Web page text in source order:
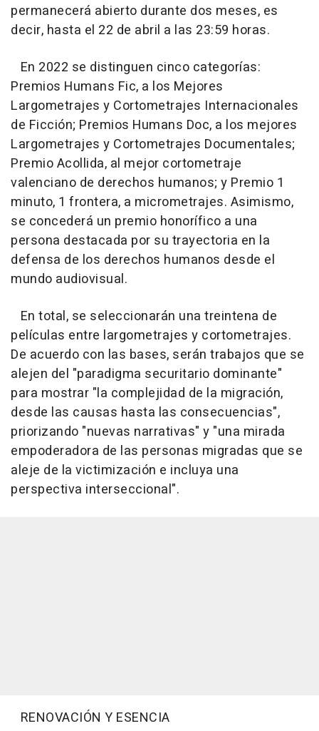
permanecerá abierto durante dos meses, es
decir, hasta el 22 de abril a las 23:59 horas.
En 2022 se distinguen cinco categorías:
Premios Humans Fic, a los Mejores
Largometrajes y Cortometrajes Internacionales
de Ficción; Premios Humans Doc, a los mejores
Largometrajes y Cortometrajes Documentales;
Premio Acollida, al mejor cortometraje
valenciano de derechos humanos; y Premio 1
minuto, 1 frontera, a micrometrajes. Asimismo,
se concederá un premio honorífico a una
persona destacada por su trayectoria en la
defensa de los derechos humanos desde el
mundo audiovisual.
En total, se seleccionarán una treintena de
películas entre largometrajes y cortometrajes.
De acuerdo con las bases, serán trabajos que se
alejen del "paradigma securitario dominante"
para mostrar "la complejidad de la migración,
desde las causas hasta las consecuencias",
priorizando "nuevas narrativas" y "una mirada
empoderadora de las personas migradas que se
aleje de la victimización e incluya una
perspectiva interseccional".
RENOVACIÓN Y ESENCIA